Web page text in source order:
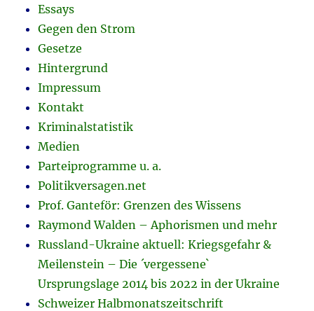
Essays
Gegen den Strom
Gesetze
Hintergrund
Impressum
Kontakt
Kriminalstatistik
Medien
Parteiprogramme u. a.
Politikversagen.net
Prof. Ganteför: Grenzen des Wissens
Raymond Walden – Aphorismen und mehr
Russland-Ukraine aktuell: Kriegsgefahr &
Meilenstein – Die ´vergessene`
Ursprungslage 2014 bis 2022 in der Ukraine
Schweizer Halbmonatszeitschrift